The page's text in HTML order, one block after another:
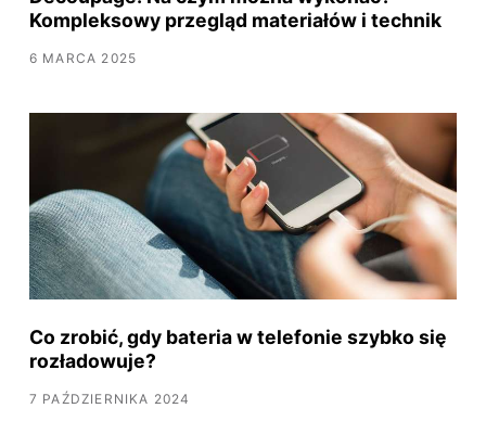
Kompleksowy przegląd materiałów i technik
6 MARCA 2025
Co zrobić, gdy bateria w telefonie szybko się
rozładowuje?
7 PAŹDZIERNIKA 2024